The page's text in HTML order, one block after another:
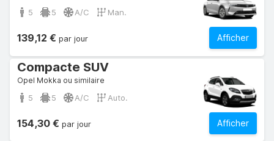
5 5 A/C Man.
Afficher
139,12 € par jour
Compacte SUV
Opel Mokka ou similaire
5 5 A/C Auto.
Afficher
154,30 € par jour